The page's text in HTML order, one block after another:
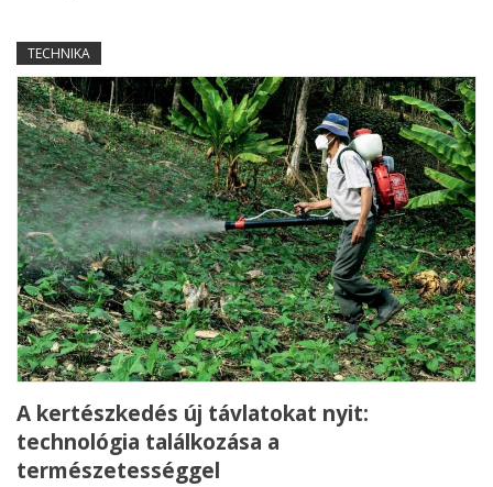
TECHNIKA
A kertészkedés új távlatokat nyit:
technológia találkozása a
természetességgel